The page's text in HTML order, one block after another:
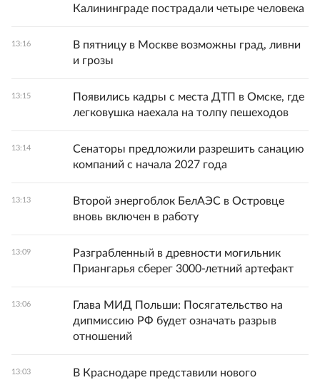
Калининграде пострадали четыре человека
13:16
В пятницу в Москве возможны град, ливни
и грозы
13:15
Появились кадры с места ДТП в Омске, где
легковушка наехала на толпу пешеходов
13:14
Сенаторы предложили разрешить санацию
компаний с начала 2027 года
13:13
Второй энергоблок БелАЭС в Островце
вновь включен в работу
13:09
Разграбленный в древности могильник
Приангарья сберег 3000-летний артефакт
13:06
Глава МИД Польши: Посягательство на
дипмиссию РФ будет означать разрыв
отношений
13:03
В Краснодаре представили нового